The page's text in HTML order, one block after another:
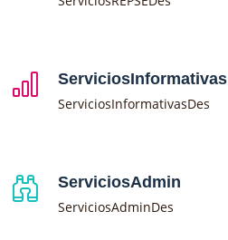
ServiciosInformativas
ServiciosInformativasDes
ServiciosAdmin
ServiciosAdminDes